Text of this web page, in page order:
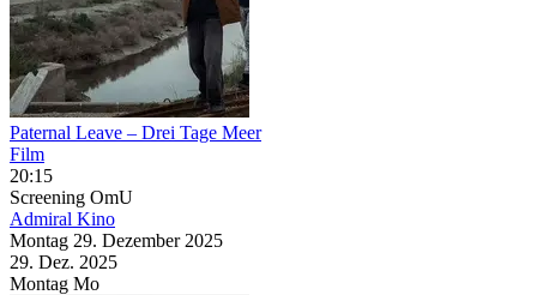
Paternal Leave – Drei Tage Meer
Film
20:15
Screening OmU
Admiral Kino
Montag 29. Dezember 2025
29. Dez. 2025
Montag Mo